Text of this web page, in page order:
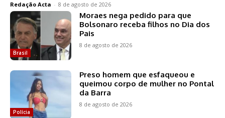
Redação Acta - 8 de agosto de 2026
Brasil
Moraes nega pedido para que
Bolsonaro receba filhos no Dia dos
Pais
8 de agosto de 2026
Polícia
Preso homem que esfaqueou e
queimou corpo de mulher no Pontal
da Barra
8 de agosto de 2026